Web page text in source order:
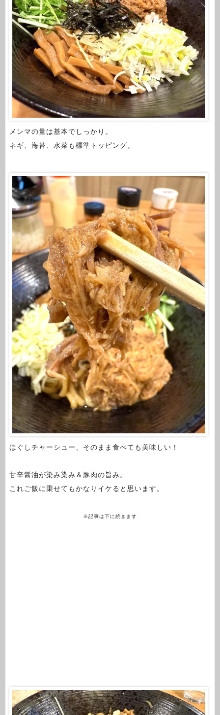
メンマの量は基本でしっかり。
ネギ、海苔、水菜も標準トッピング。
ほぐしチャーシュー、そのまま食べても美味しい！
甘辛醤油が染み染み＆豚肉の旨み。
これご飯に乗せてもかなりイケると思います。
※記事は下に続きます